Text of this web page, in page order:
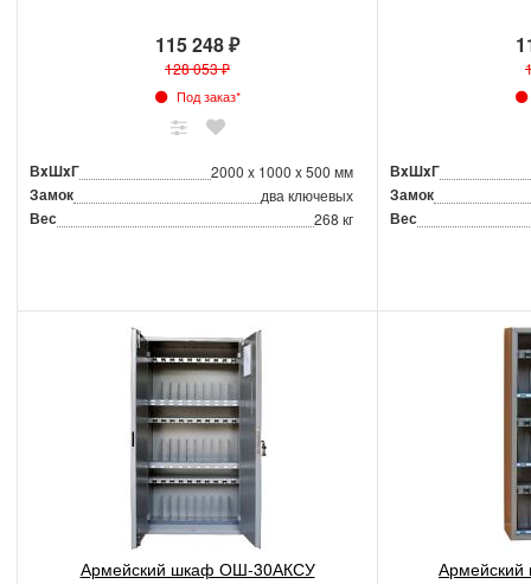
115 248 ₽
128 053 ₽
Под заказ*
ВxШxГ 2000 x 1000 x 500 мм
Замок два ключевых
Вес 268 кг
ВxШxГ
Замок
Вес
Армейский шкаф ОШ-30АКСУ